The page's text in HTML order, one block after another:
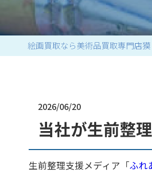
中国骨董品買取
絵画買取なら美術品買取専門店獏
2026/06/20
当社が生前整
生前整理支援メディア「ふれ